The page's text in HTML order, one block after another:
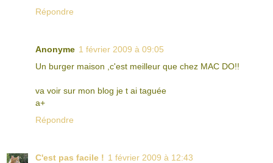
Répondre
Anonyme 1 février 2009 à 09:05
Un burger maison ,c'est meilleur que chez MAC DO!!
va voir sur mon blog je t ai taguée
a+
Répondre
C'est pas facile ! 1 février 2009 à 12:43